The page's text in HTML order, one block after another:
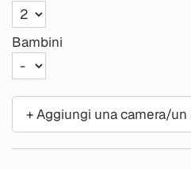
Bambini
+ Aggiungi una camera/